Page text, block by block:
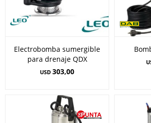
Electrobomba sumergible
para drenaje QDX
USD 303,00